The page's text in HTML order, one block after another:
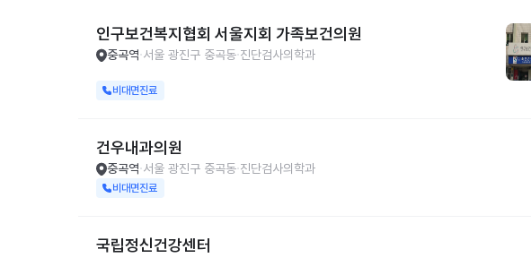
인구보건복지협회 서울지회 가족보건의원
중곡역 서울 광진구 중곡동 진단검사의학과
비대면진료
건우내과의원
중곡역 서울 광진구 중곡동 진단검사의학과
비대면진료
국립정신건강센터